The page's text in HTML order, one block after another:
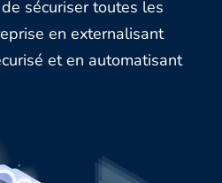
sécuriser toutes les
en externalisant
et en automatisant